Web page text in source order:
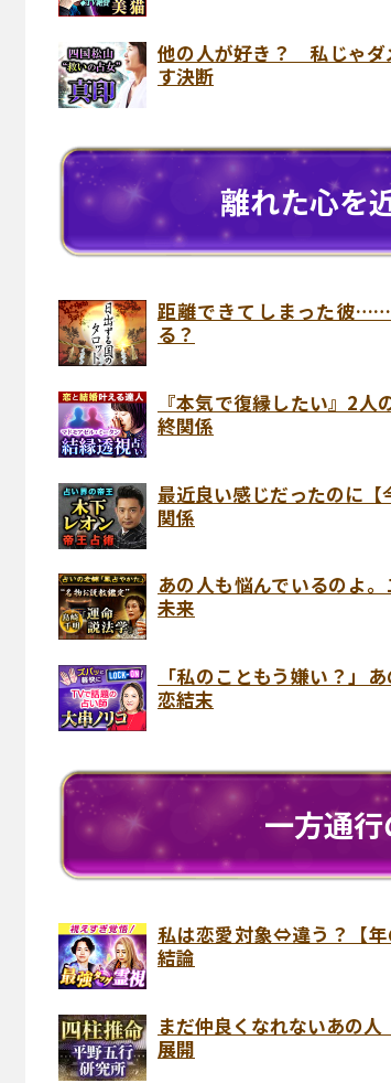
他の人が好き？ 私じゃダ
す決断
離れた心を
距離できてしまった彼
る？
『本気で復縁したい』2
終関係
最近良い感じだったのに
関係
あの人も悩んでいるのよ
未来
「私のこともう嫌い？
恋結末
一方通
私は恋愛対象⇔違う？【
結論
まだ仲良くなれないあの
展開